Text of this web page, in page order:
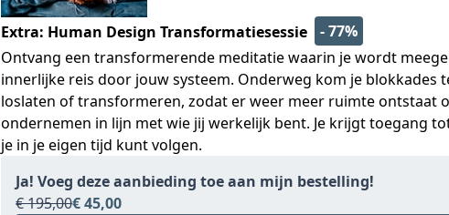
Extra: Human Design Transformatiesessie
- 77%
Ontvang een transformerende meditatie waarin je wordt
innerlijke reis door jouw systeem. Onderweg kom je blokkades
loslaten of transformeren, zodat er weer meer ruimte ontstaat
ondernemen in lijn met wie jij werkelijk bent. Je krijgt toegang
je in je eigen tijd kunt volgen.
Ja! Voeg deze aanbieding toe aan mijn bestelling!
€ 195,00€ 45,00